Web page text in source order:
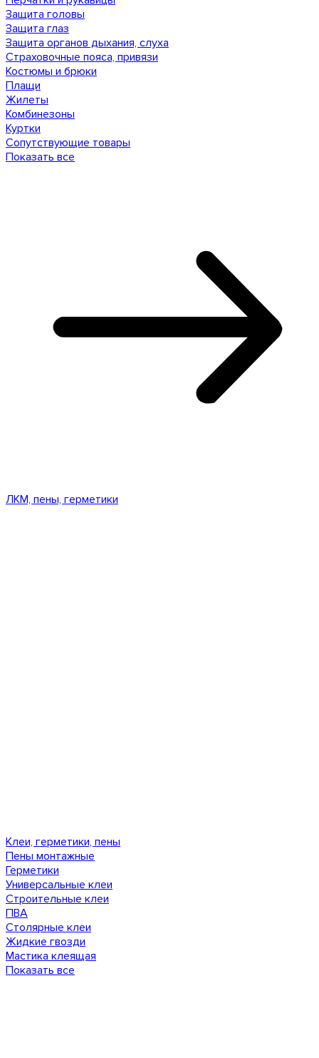
Защита головы
Защита глаз
Защита органов дыхания, слуха
Страховочные пояса, привязи
Костюмы и брюки
Плащи
Жилеты
Комбинезоны
Куртки
Сопутствующие товары
Показать все
ЛКМ, пены, герметики
Клеи, герметики, пены
Пены монтажные
Герметики
Универсальные клеи
Строительные клеи
ПВА
Столярные клеи
Жидкие гвозди
Мастика клеящая
Показать все